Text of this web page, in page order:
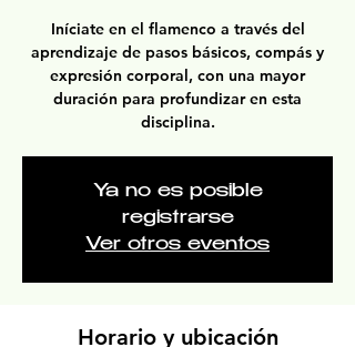
Iníciate en el flamenco a través del
aprendizaje de pasos básicos, compás y
expresión corporal, con una mayor
duración para profundizar en esta
disciplina.
Ya no es posible
registrarse
Ver otros eventos
Horario y ubicación